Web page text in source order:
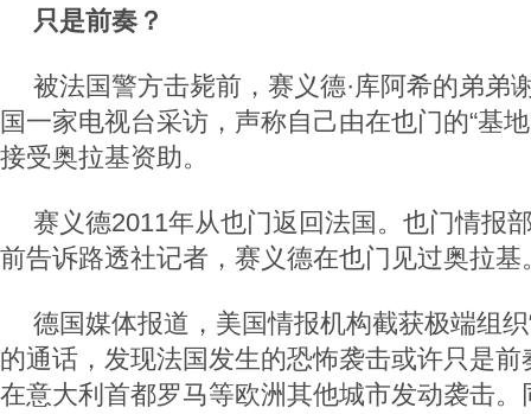
只是前奏？
被法国警方击毙前，赛义德·库阿希的弟弟
国一家电视台采访，声称自己由在也门的“基
接受奥拉基资助。
赛义德2011年从也门返回法国。也门情报
前告诉路透社记者，赛义德在也门见过奥拉基
德国媒体报道，美国情报机构截获极端组织
的通话，发现法国发生的恐怖袭击或许只是
在意大利首都罗马等欧洲其他城市发动袭击